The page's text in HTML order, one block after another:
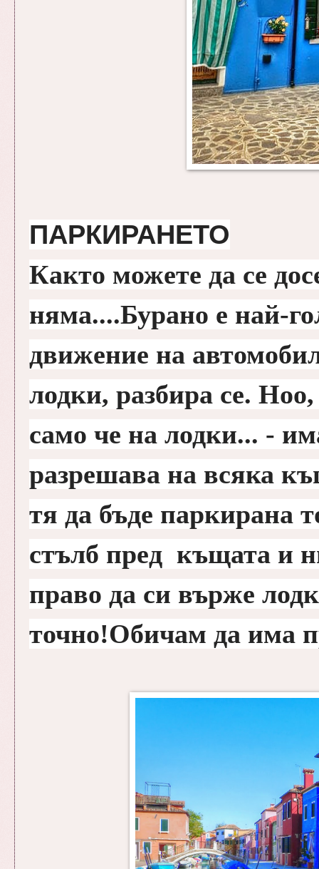
ПАРКИРАНЕТО
Както можете да се
няма....Бурано е най-
движение на
лодки, разбира се.
само че на лодки... -
разрешава на всяка
тя да бъде паркирана
стълб пред къщата и
право да си върже
точно!Обичам да има